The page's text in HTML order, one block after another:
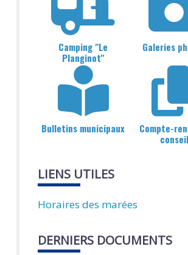
Camping "Le
Planginot"
Galeries
Bulletins municipaux
Compte-
conseil
LIENS UTILES
Horaires des marées
DERNIERS DOCUMENTS